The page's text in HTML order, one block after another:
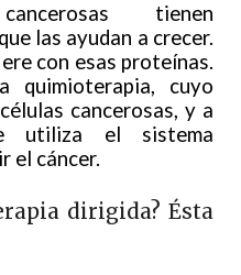
tienen
las ayudan a crecer.
con esas proteínas.
cuyo
cancerosas, y a
utiliza el sistema
el cáncer.
dirigida? Ésta